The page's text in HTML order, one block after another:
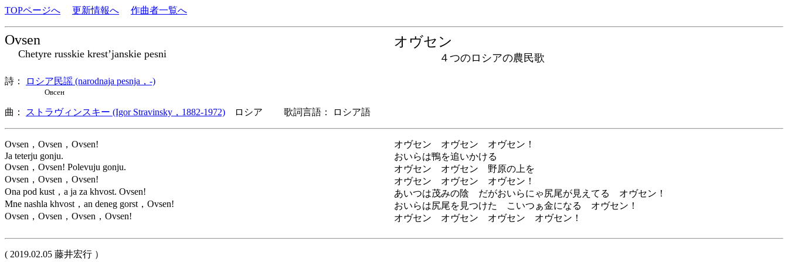
TOPページへ 更新情報へ 作曲者一覧へ
Ovsen
Chetyre russkie krest’janskie pesni
オヴセン
４つのロシアの農民歌
詩： ロシア民謡 (narodnaja pesnja，-)
Овсен
曲： ストラヴィンスキー (Igor Stravinsky，1882-1972) ロシア 歌詞言語： ロシア語
Ovsen，Ovsen，Ovsen!
Ja teterju gonju.
Ovsen，Ovsen! Polevuju gonju.
Ovsen，Ovsen，Ovsen!
Ona pod kust，a ja za khvost. Ovsen!
Mne nashla khvost，an deneg gorst，Ovsen!
Ovsen，Ovsen，Ovsen，Ovsen!
オヴセン オヴセン オヴセン！
おいらは鴨を追いかける
オヴセン オヴセン 野原の上を
オヴセン オヴセン オヴセン！
あいつは茂みの陰 だがおいらにゃ尻尾が見えてる オヴセン！
おいらは尻尾を見つけた こいつぁ金になる オヴセン！
オヴセン オヴセン オヴセン オヴセン！
( 2019.02.05 藤井宏行 ）